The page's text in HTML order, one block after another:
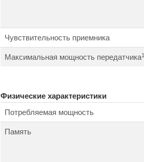
Чувствительность приемника
Максимальная мощность передатчика1
Физические характеристики
Потребляемая мощность
Память